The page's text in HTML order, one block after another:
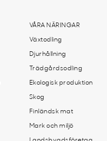
VÅRA NÄRINGAR
Växtodling
Djurhållning
Trädgårdsodling
Ekologisk produktion
Skog
Finländsk mat
Mark och miljö